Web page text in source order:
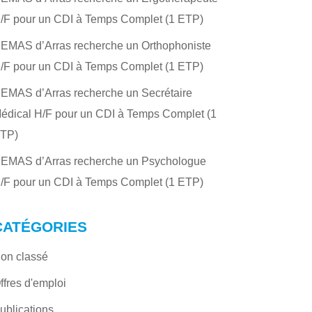
F pour un CDI à Temps Complet (1 ETP)
d’Arras recherche un Orthophoniste
F pour un CDI à Temps Complet (1 ETP)
d’Arras recherche un Secrétaire
H/F pour un CDI à Temps Complet (1
d’Arras recherche un Psychologue
F pour un CDI à Temps Complet (1 ETP)
classé
d'emploi